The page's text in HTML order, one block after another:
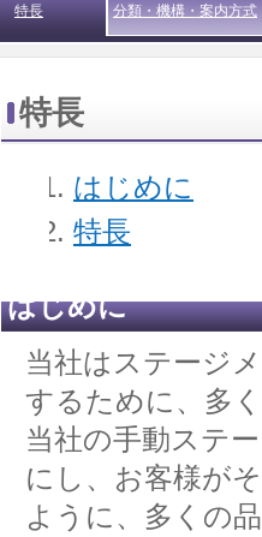
特長 分類・機構・案内方式
特長
はじめに
特長
はじめに
当社はステージ
するために、多
当社の手動ステ
にし、お客様が
ように、多くの